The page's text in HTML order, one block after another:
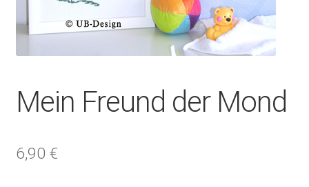
Mein Freund der Mond
6,90 €